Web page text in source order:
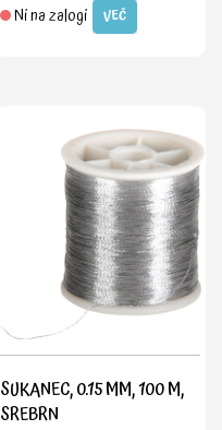
Ni na zalogi VEČ
SUKANEC, 0.15 MM, 100 M,
SREBRN